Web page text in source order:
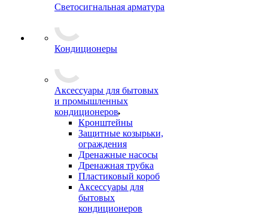
Светосигнальная арматура
Кондиционеры
Аксессуары для бытовых
и промышленных
кондиционеров
Кронштейны
Защитные козырьки,
ограждения
Дренажные насосы
Дренажная трубка
Пластиковый короб
Аксессуары для
бытовых
кондиционеров